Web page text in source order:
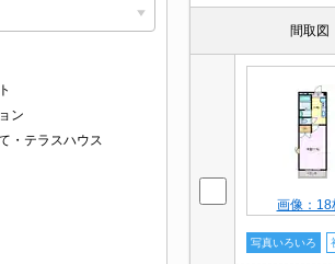
ン
・テラスハウス
間取図
画像：18
写真いろいろ